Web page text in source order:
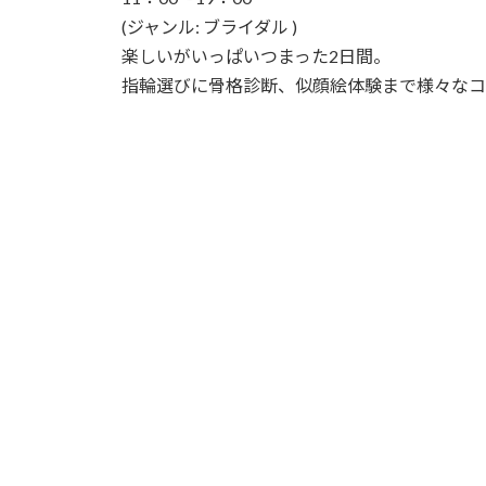
(ジャンル: ブライダル )
楽しいがいっぱいつまった2日間。
指輪選びに骨格診断、似顔絵体験まで様々な